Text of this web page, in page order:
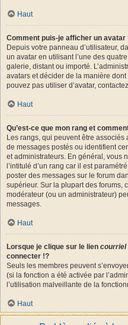
Haut
Comment puis-je afficher un avatar
Depuis votre panneau d’utilisateur,
un avatar en utilisant l’une des
galerie, distant ou importé.
avatars et décider de la manière
pouvez pas utiliser d’avatar,
Haut
Qu’est-ce que mon rang et
Les rangs, qui peuvent être associés
de messages postés ou identifient
et administrateurs. En général, vous
l’intitulé d’un rang car il est
poster des messages sur le forum
supérieur. Sur la plupart des forums,
modérateur (ou un administrateur)
messages.
Haut
Lorsque je clique sur le lien courriel
connecter !?
Seuls les membres peuvent
(si la fonction a été activée par
l’utilisation malveillante de la
Haut